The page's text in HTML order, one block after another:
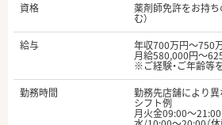
資格
薬剤師免許をお持ち
む）
給与
年収700万円～750
月給580,000円～
※ご経験・ご年齢等
勤務時間
勤務先店舗により異
シフト例
月火金09:00～21:00